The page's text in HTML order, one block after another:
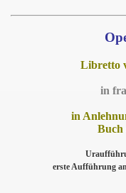
Libretto
in
in
Buch
erste Aufführung